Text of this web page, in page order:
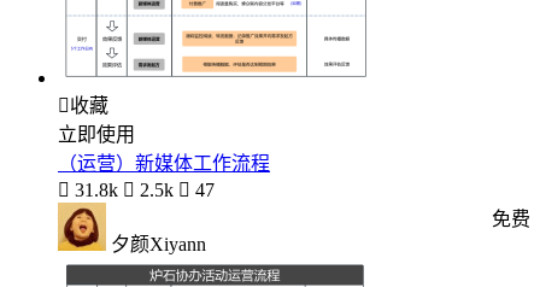
收藏
立即使用
（运营）新媒体工作流程
 31.8k  2.5k  47
夕颜Xiyann
免费